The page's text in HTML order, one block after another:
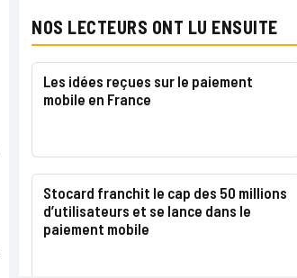
NOS LECTEURS ONT LU ENSUITE
Les idées reçues sur le paiement
mobile en France
Stocard franchit le cap des 50 millions
d’utilisateurs et se lance dans le
paiement mobile